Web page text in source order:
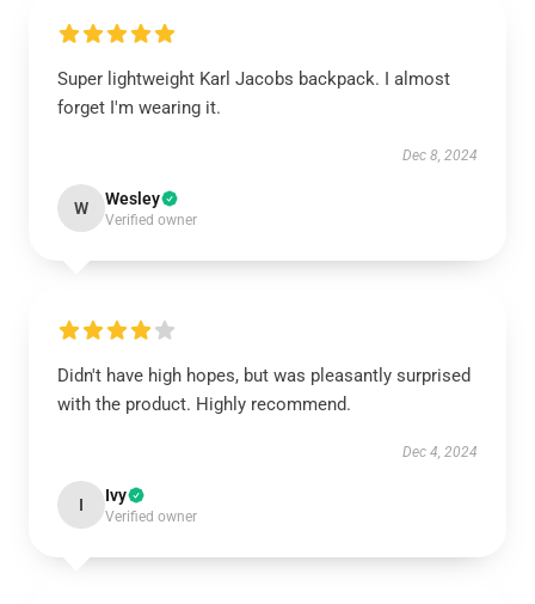
Super lightweight Karl Jacobs backpack. I almost
forget I'm wearing it.
Dec 8, 2024
W Wesley
Verified owner
Didn't have high hopes, but was pleasantly surprised
with the product. Highly recommend.
Dec 4, 2024
I Ivy
Verified owner